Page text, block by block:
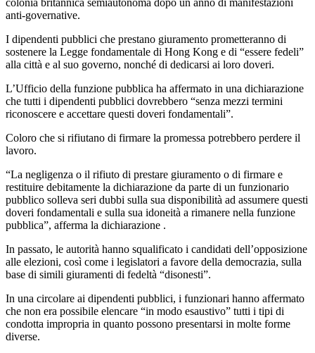
anti-governative.
I dipendenti pubblici che prestano giuramento prometteranno di
sostenere la Legge fondamentale di Hong Kong e di “essere fedeli”
alla città e al suo governo, nonché di dedicarsi ai loro doveri.
L’Ufficio della funzione pubblica ha affermato in una dichiarazione
che tutti i dipendenti pubblici dovrebbero “senza mezzi termini
riconoscere e accettare questi doveri fondamentali”.
Coloro che si rifiutano di firmare la promessa potrebbero perdere il
lavoro.
“La negligenza o il rifiuto di prestare giuramento o di firmare e
restituire debitamente la dichiarazione da parte di un funzionario
pubblico solleva seri dubbi sulla sua disponibilità ad assumere questi
doveri fondamentali e sulla sua idoneità a rimanere nella funzione
pubblica”, afferma la dichiarazione .
In passato, le autorità hanno squalificato i candidati dell’opposizione
alle elezioni, così come i legislatori a favore della democrazia, sulla
base di simili giuramenti di fedeltà “disonesti”.
In una circolare ai dipendenti pubblici, i funzionari hanno affermato
che non era possibile elencare “in modo esaustivo” tutti i tipi di
condotta impropria in quanto possono presentarsi in molte forme
diverse.